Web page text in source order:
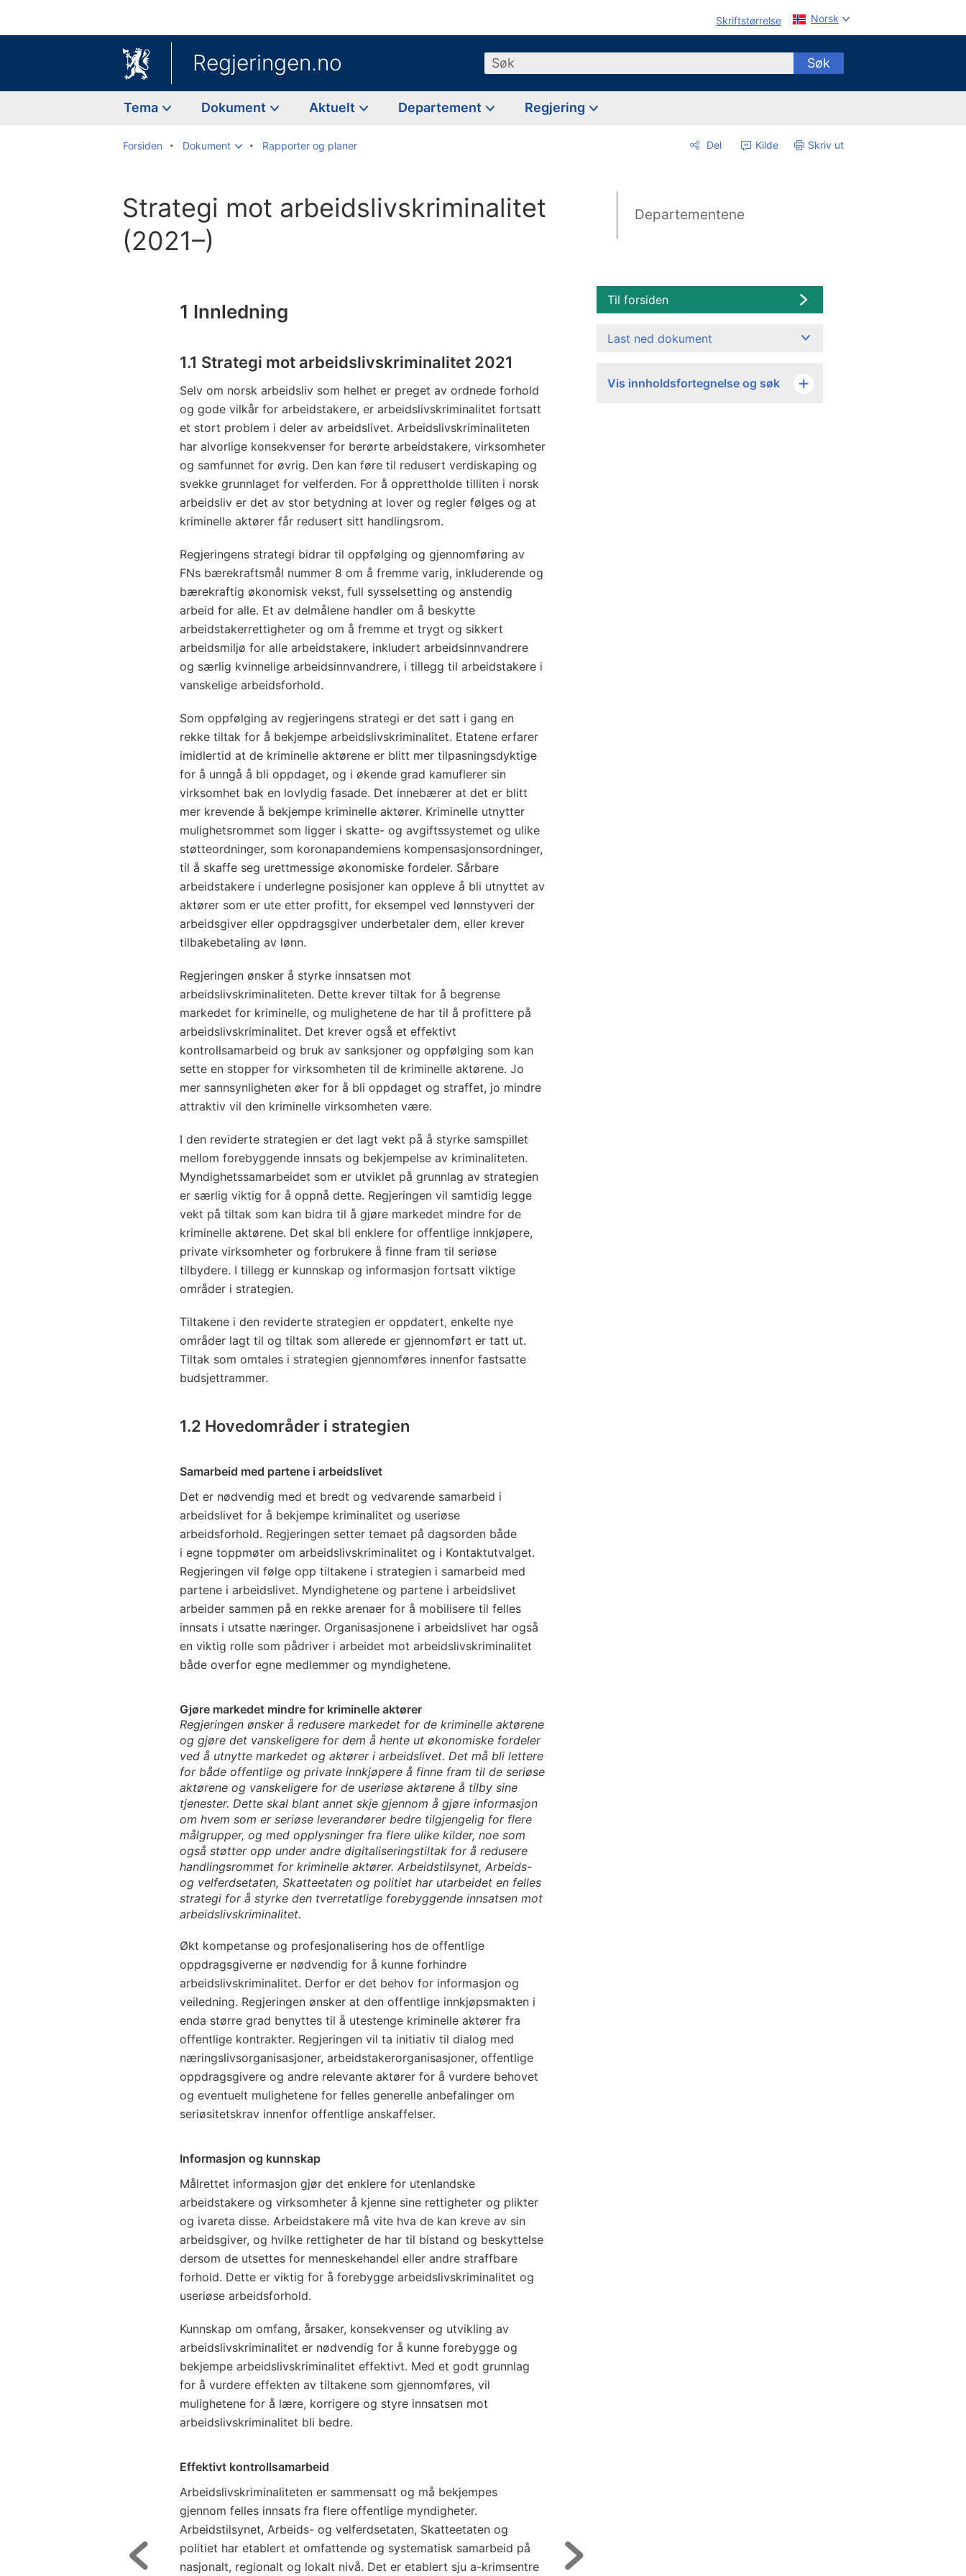
Skriftstørrelse Norsk
Regjeringen.no Søk Søk
Tema Dokument Aktuelt Departement Regjering
Forsiden Dokument Rapporter og planer Del Kilde Skriv ut
Strategi mot arbeidslivskriminalitet
(2021–)
Departementene
1 Innledning
1.1 Strategi mot arbeidslivskriminalitet 2021
Selv om norsk arbeidsliv som helhet er preget av ordnede forhold
og gode vilkår for arbeidstakere, er arbeidslivskriminalitet fortsatt
et stort problem i deler av arbeidslivet. Arbeidslivskriminaliteten
har alvorlige konsekvenser for berørte arbeidstakere, virksomheter
og samfunnet for øvrig. Den kan føre til redusert verdiskaping og
svekke grunnlaget for velferden. For å opprettholde tilliten i norsk
arbeidsliv er det av stor betydning at lover og regler følges og at
kriminelle aktører får redusert sitt handlingsrom.
Regjeringens strategi bidrar til oppfølging og gjennomføring av
FNs bærekraftsmål nummer 8 om å fremme varig, inkluderende og
bærekraftig økonomisk vekst, full sysselsetting og anstendig
arbeid for alle. Et av delmålene handler om å beskytte
arbeidstakerrettigheter og om å fremme et trygt og sikkert
arbeidsmiljø for alle arbeidstakere, inkludert arbeidsinnvandrere
og særlig kvinnelige arbeidsinnvandrere, i tillegg til arbeidstakere i
vanskelige arbeidsforhold.
Som oppfølging av regjeringens strategi er det satt i gang en
rekke tiltak for å bekjempe arbeidslivskriminalitet. Etatene erfarer
imidlertid at de kriminelle aktørene er blitt mer tilpasningsdyktige
for å unngå å bli oppdaget, og i økende grad kamuflerer sin
virksomhet bak en lovlydig fasade. Det innebærer at det er blitt
mer krevende å bekjempe kriminelle aktører. Kriminelle utnytter
mulighetsrommet som ligger i skatte- og avgiftssystemet og ulike
støtteordninger, som koronapandemiens kompensasjonsordninger,
til å skaffe seg urettmessige økonomiske fordeler. Sårbare
arbeidstakere i underlegne posisjoner kan oppleve å bli utnyttet av
aktører som er ute etter profitt, for eksempel ved lønnstyveri der
arbeidsgiver eller oppdragsgiver underbetaler dem, eller krever
tilbakebetaling av lønn.
Regjeringen ønsker å styrke innsatsen mot
arbeidslivskriminaliteten. Dette krever tiltak for å begrense
markedet for kriminelle, og mulighetene de har til å profittere på
arbeidslivskriminalitet. Det krever også et effektivt
kontrollsamarbeid og bruk av sanksjoner og oppfølging som kan
sette en stopper for virksomheten til de kriminelle aktørene. Jo
mer sannsynligheten øker for å bli oppdaget og straffet, jo mindre
attraktiv vil den kriminelle virksomheten være.
I den reviderte strategien er det lagt vekt på å styrke samspillet
mellom forebyggende innsats og bekjempelse av kriminaliteten.
Myndighetssamarbeidet som er utviklet på grunnlag av strategien
er særlig viktig for å oppnå dette. Regjeringen vil samtidig legge
vekt på tiltak som kan bidra til å gjøre markedet mindre for de
kriminelle aktørene. Det skal bli enklere for offentlige innkjøpere,
private virksomheter og forbrukere å finne fram til seriøse
tilbydere. I tillegg er kunnskap og informasjon fortsatt viktige
områder i strategien.
Tiltakene i den reviderte strategien er oppdatert, enkelte nye
områder lagt til og tiltak som allerede er gjennomført er tatt ut.
Tiltak som omtales i strategien gjennomføres innenfor fastsatte
budsjettrammer.
1.2 Hovedområder i strategien
Samarbeid med partene i arbeidslivet
Det er nødvendig med et bredt og vedvarende samarbeid i
arbeidslivet for å bekjempe kriminalitet og useriøse
arbeidsforhold. Regjeringen setter temaet på dagsorden både
i egne toppmøter om arbeidslivskriminalitet og i Kontaktutvalget.
Regjeringen vil følge opp tiltakene i strategien i samarbeid med
partene i arbeidslivet. Myndighetene og partene i arbeidslivet
arbeider sammen på en rekke arenaer for å mobilisere til felles
innsats i utsatte næringer. Organisasjonene i arbeidslivet har også
en viktig rolle som pådriver i arbeidet mot arbeidslivskriminalitet
både overfor egne medlemmer og myndighetene.
Gjøre markedet mindre for kriminelle aktører
Regjeringen ønsker å redusere markedet for de kriminelle aktørene
og gjøre det vanskeligere for dem å hente ut økonomiske fordeler
ved å utnytte markedet og aktører i arbeidslivet. Det må bli lettere
for både offentlige og private innkjøpere å finne fram til de seriøse
aktørene og vanskeligere for de useriøse aktørene å tilby sine
tjenester. Dette skal blant annet skje gjennom å gjøre informasjon
om hvem som er seriøse leverandører bedre tilgjengelig for flere
målgrupper, og med opplysninger fra flere ulike kilder, noe som
også støtter opp under andre digitaliseringstiltak for å redusere
handlingsrommet for kriminelle aktører. Arbeidstilsynet, Arbeids-
og velferdsetaten, Skatteetaten og politiet har utarbeidet en felles
strategi for å styrke den tverretatlige forebyggende innsatsen mot
arbeidslivskriminalitet.
Økt kompetanse og profesjonalisering hos de offentlige
oppdragsgiverne er nødvendig for å kunne forhindre
arbeidslivskriminalitet. Derfor er det behov for informasjon og
veiledning. Regjeringen ønsker at den offentlige innkjøpsmakten i
enda større grad benyttes til å utestenge kriminelle aktører fra
offentlige kontrakter. Regjeringen vil ta initiativ til dialog med
næringslivsorganisasjoner, arbeidstakerorganisasjoner, offentlige
oppdragsgivere og andre relevante aktører for å vurdere behovet
og eventuelt mulighetene for felles generelle anbefalinger om
seriøsitetskrav innenfor offentlige anskaffelser.
Informasjon og kunnskap
Målrettet informasjon gjør det enklere for utenlandske
arbeidstakere og virksomheter å kjenne sine rettigheter og plikter
og ivareta disse. Arbeidstakere må vite hva de kan kreve av sin
arbeidsgiver, og hvilke rettigheter de har til bistand og beskyttelse
dersom de utsettes for menneskehandel eller andre straffbare
forhold. Dette er viktig for å forebygge arbeidslivskriminalitet og
useriøse arbeidsforhold.
Kunnskap om omfang, årsaker, konsekvenser og utvikling av
arbeidslivskriminalitet er nødvendig for å kunne forebygge og
bekjempe arbeidslivskriminalitet effektivt. Med et godt grunnlag
for å vurdere effekten av tiltakene som gjennomføres, vil
mulighetene for å lære, korrigere og styre innsatsen mot
arbeidslivskriminalitet bli bedre.
Effektivt kontrollsamarbeid
Arbeidslivskriminaliteten er sammensatt og må bekjempes
gjennom felles innsats fra flere offentlige myndigheter.
Arbeidstilsynet, Arbeids- og velferdsetaten, Skatteetaten og
politiet har etablert et omfattende og systematisk samarbeid på
nasjonalt, regionalt og lokalt nivå. Det er etablert sju a-krimsentre
Til forsiden
Last ned dokument
Vis innholdsfortegnelse og søk